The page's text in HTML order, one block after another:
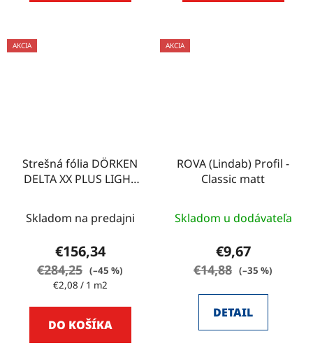
AKCIA
Strešná fólia DÖRKEN
DELTA XX PLUS LIGHT
Skladom na predajni
€156,34
€284,25 (–45 %)
Jednotková
€2,08 / 1 m2
DO KOŠÍKA
AKCIA
ROVA (Lindab) Profil -
Classic matt
Skladom u dodávateľa
€9,67
€14,88 (–35 %)
DETAIL